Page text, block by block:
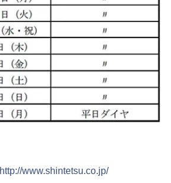
http://www.shintetsu.co.jp/